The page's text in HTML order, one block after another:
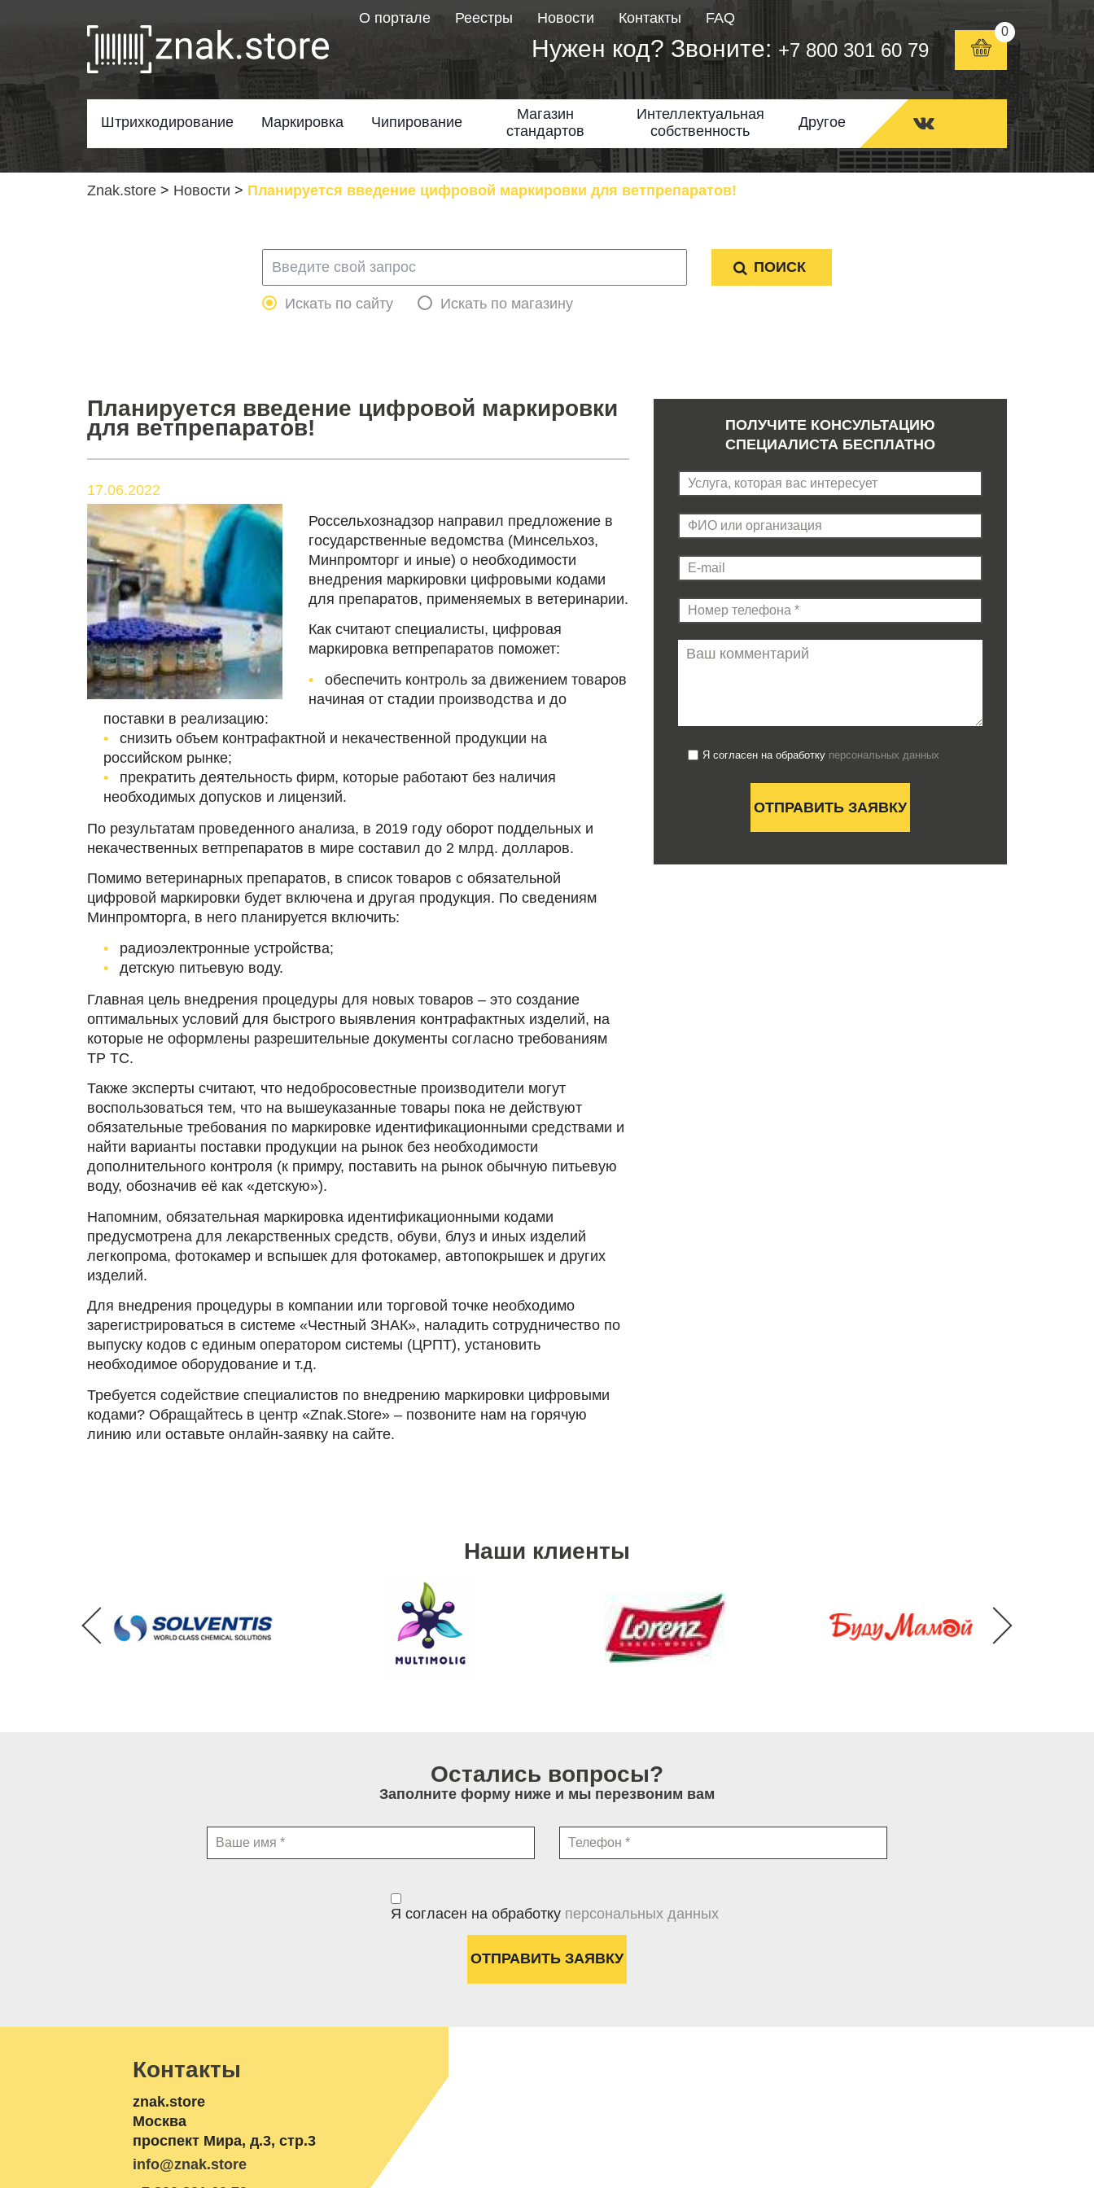
О портале Реестры Новости Контакты FAQ
Нужен код? Звоните: +7 800 301 60 79
0
Штрихкодирование Маркировка Чипирование
Магазин
стандартов
Интеллектуальная
собственность
Другое
Znak.store > Новости > Планируется введение цифровой маркировки для ветпрепаратов!
Искать по сайту Искать по магазину
Планируется введение цифровой маркировки
для ветпрепаратов!
17.06.2022
Россельхознадзор направил предложение в
государственные ведомства (Минсельхоз,
Минпромторг и иные) о необходимости
внедрения маркировки цифровыми кодами
для препаратов, применяемых в ветеринарии.
Как считают специалисты, цифровая
маркировка ветпрепаратов поможет:
обеспечить контроль за движением товаров
начиная от стадии производства и до
поставки в реализацию:
снизить объем контрафактной и некачественной продукции на
российском рынке;
прекратить деятельность фирм, которые работают без наличия
необходимых допусков и лицензий.
По результатам проведенного анализа, в 2019 году оборот поддельных и
некачественных ветпрепаратов в мире составил до 2 млрд. долларов.
Помимо ветеринарных препаратов, в список товаров с обязательной
цифровой маркировки будет включена и другая продукция. По сведениям
Минпромторга, в него планируется включить:
радиоэлектронные устройства;
детскую питьевую воду.
Главная цель внедрения процедуры для новых товаров – это создание
оптимальных условий для быстрого выявления контрафактных изделий, на
которые не оформлены разрешительные документы согласно требованиям
ТР ТС.
Также эксперты считают, что недобросовестные производители могут
воспользоваться тем, что на вышеуказанные товары пока не действуют
обязательные требования по маркировке идентификационными средствами и
найти варианты поставки продукции на рынок без необходимости
дополнительного контроля (к примру, поставить на рынок обычную питьевую
воду, обозначив её как «детскую»).
Напомним, обязательная маркировка идентификационными кодами
предусмотрена для лекарственных средств, обуви, блуз и иных изделий
легкопрома, фотокамер и вспышек для фотокамер, автопокрышек и других
изделий.
Для внедрения процедуры в компании или торговой точке необходимо
зарегистрироваться в системе «Честный ЗНАК», наладить сотрудничество по
выпуску кодов с единым оператором системы (ЦРПТ), установить
необходимое оборудование и т.д.
Требуется содействие специалистов по внедрению маркировки цифровыми
кодами? Обращайтесь в центр «Znak.Store» – позвоните нам на горячую
линию или оставьте онлайн-заявку на сайте.
ПОЛУЧИТЕ КОНСУЛЬТАЦИЮ
СПЕЦИАЛИСТА БЕСПЛАТНО
Я согласен на обработку персональных данных
Наши клиенты
Остались вопросы?
Заполните форму ниже и мы перезвоним вам
Я согласен на обработку персональных данных
Контакты
znak.store
Москва
проспект Мира, д.3, стр.3
info@znak.store